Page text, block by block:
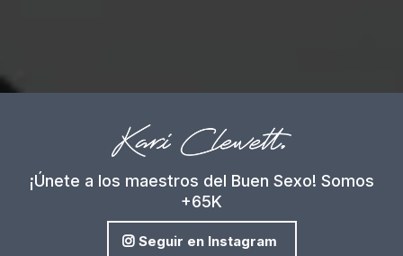
¡Únete a los maestros del Buen Sexo! Somos
+65K
Seguir en Instagram